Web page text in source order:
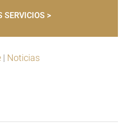
SERVICIOS >
| Noticias